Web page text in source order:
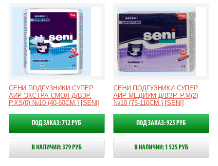
СЕНИ ПОДГУЗНИКИ СУПЕР
АИР ЭКСТРА СМОЛ Д/ВЗР.
Р.XS(0) №10 (40-60СМ.) [SENI]
ПОД ЗАКАЗ: 712 РУБ
В НАЛИЧИИ: 379 РУБ
СЕНИ ПОДГУЗНИКИ СУПЕР
АИР МЕДИУМ Д/ВЗР. Р.M(2)
№10 (75-110СМ.) [SENI]
ПОД ЗАКАЗ: 925 РУБ
В НАЛИЧИИ: 1 525 РУБ